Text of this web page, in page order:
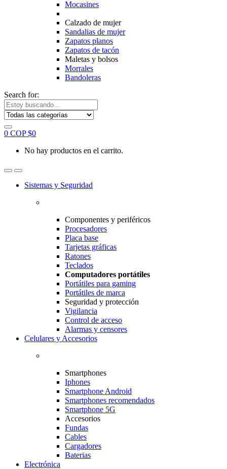
Mocasines
Calzado de mujer
Sandalias de mujer
Zapatos planos
Zapatos de tacón
Maletas y bolsos
Morrales
Bandoleras
Search for:
0 COP $0
No hay productos en el carrito.
Sistemas y Seguridad
Componentes y periféricos
Procesadores
Placa base
Tarjetas gráficas
Ratones
Teclados
Computadores portátiles
Portátiles para gaming
Portátiles de marca
Seguridad y protección
Vigilancia
Control de acceso
Alarmas y censores
Celulares y Accesorios
Smartphones
Iphones
Smartphone Android
Smartphones recomendados
Smartphone 5G
Accesorios
Fundas
Cables
Cargadores
Baterias
Electrónica